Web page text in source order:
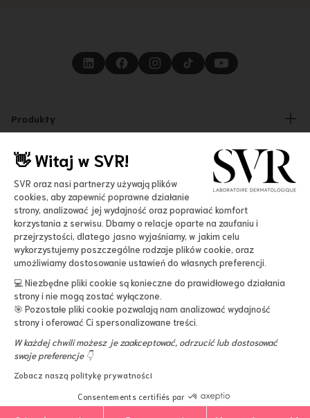
Dodaj do koszyka
Format
1L
Refill 400ml
Dodaj-131 zl
Produkty
Ciało
Słońce
Bestsellery
Accessibility
Laboratorium
Nasz Manifest
Kresk 4 Ocean
Dysruptory endokrynne
Nasze inicjatywy
Kariera
Oferty
ZESTAWY PROMOCYJNE
Darmowa dostawa już od 200 zł
-15% przy zapisie do newslettera
Pomoc
Kontakt
Zwroty i reklamacje
Więcej informacji
Regulamin sklepu
Polityka prywatności
Polityka plików cookies
Dostawa i płatności
👋 Witaj w SVR!
SVR oraz nasi partnerzy używają plików
cookies, aby zapewnić poprawne działanie
strony, analizować jej wydajność oraz poprawiać komfort
korzystania z serwisu. Dbamy o relacje oparte na zaufaniu i
przejrzystości, dlatego jasno wyjaśniamy, w jakim celu
wykorzystujemy poszczególne rodzaje plików cookie, oraz
umożliwiamy dostosowanie ustawień do własnych preferencji.
💻 Niezbędne pliki cookie są konieczne do prawidłowego działania
strony i nie mogą zostać wyłączone.
🎯 Pozostałe pliki cookie pozwalają nam analizować wydajność
strony i oferować Ci spersonalizowane treści.
W każdej chwili możesz je zaakceptować, odrzucić lub dostosować
swoje preferencje 👇
Zobacz naszą politykę prywatności
Consentements certifiés par